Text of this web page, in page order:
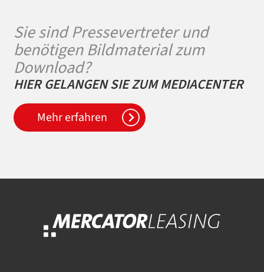
Sie sind Pressevertreter und
benötigen Bildmaterial zum
Download?
HIER GELANGEN SIE ZUM MEDIACENTER
Mehr erfahren